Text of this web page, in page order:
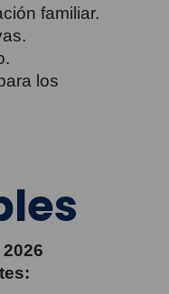
familiar.
los